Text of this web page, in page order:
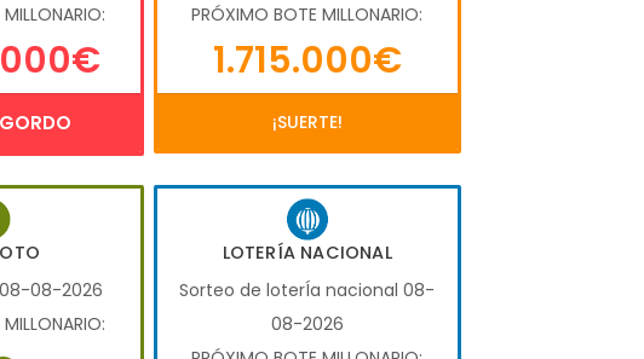
PRÓXIMO BOTE MILLONARIO:
1.715.000€
¡SUERTE!
08-2026
LOTERÍA NACIONAL
Sorteo de loterÍa nacional 08-
08-2026